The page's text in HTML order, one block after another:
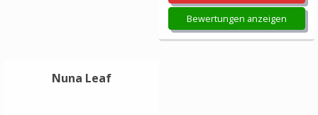
Bewertungen anzeigen
Nuna Leaf